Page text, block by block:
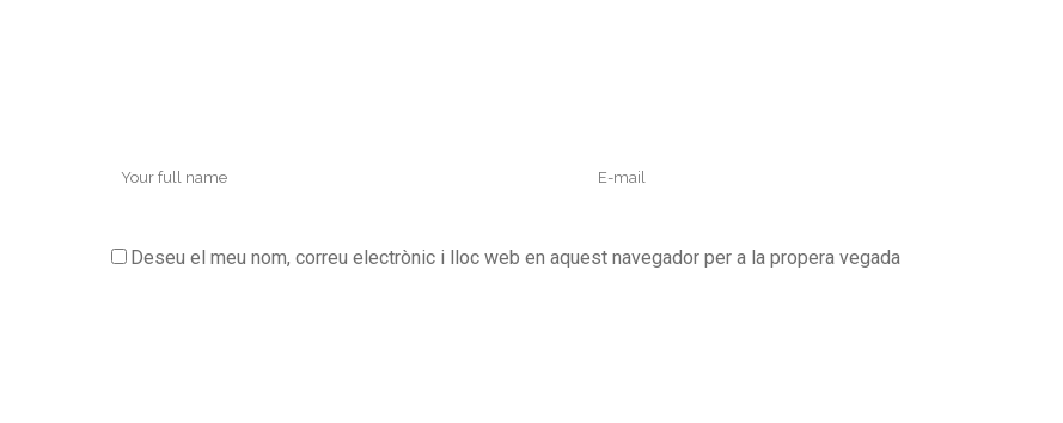
Deseu el meu nom, correu electrònic i lloc web en aquest navegador per a la propera vegada